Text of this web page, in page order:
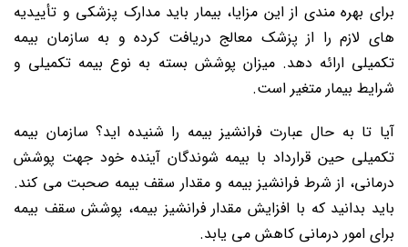
برای بهره مندی از این مزایا، بیمار باید مدارک پزشکی و تأییدیه
های لازم را از پزشک معالج دریافت کرده و به سازمان بیمه
تکمیلی ارائه دهد. میزان پوشش بسته به نوع بیمه تکمیلی و
شرایط بیمار متغیر است.
آیا تا به حال عبارت فرانشیز بیمه را شنیده اید؟ سازمان بیمه
تکمیلی حین قرارداد با بیمه شوندگان آینده خود جهت پوشش
درمانی، از شرط فرانشیز بیمه و مقدار سقف بیمه صحبت می کند.
باید بدانید که با افزایش مقدار فرانشیز بیمه، پوشش سقف بیمه
برای امور درمانی کاهش می یابد.